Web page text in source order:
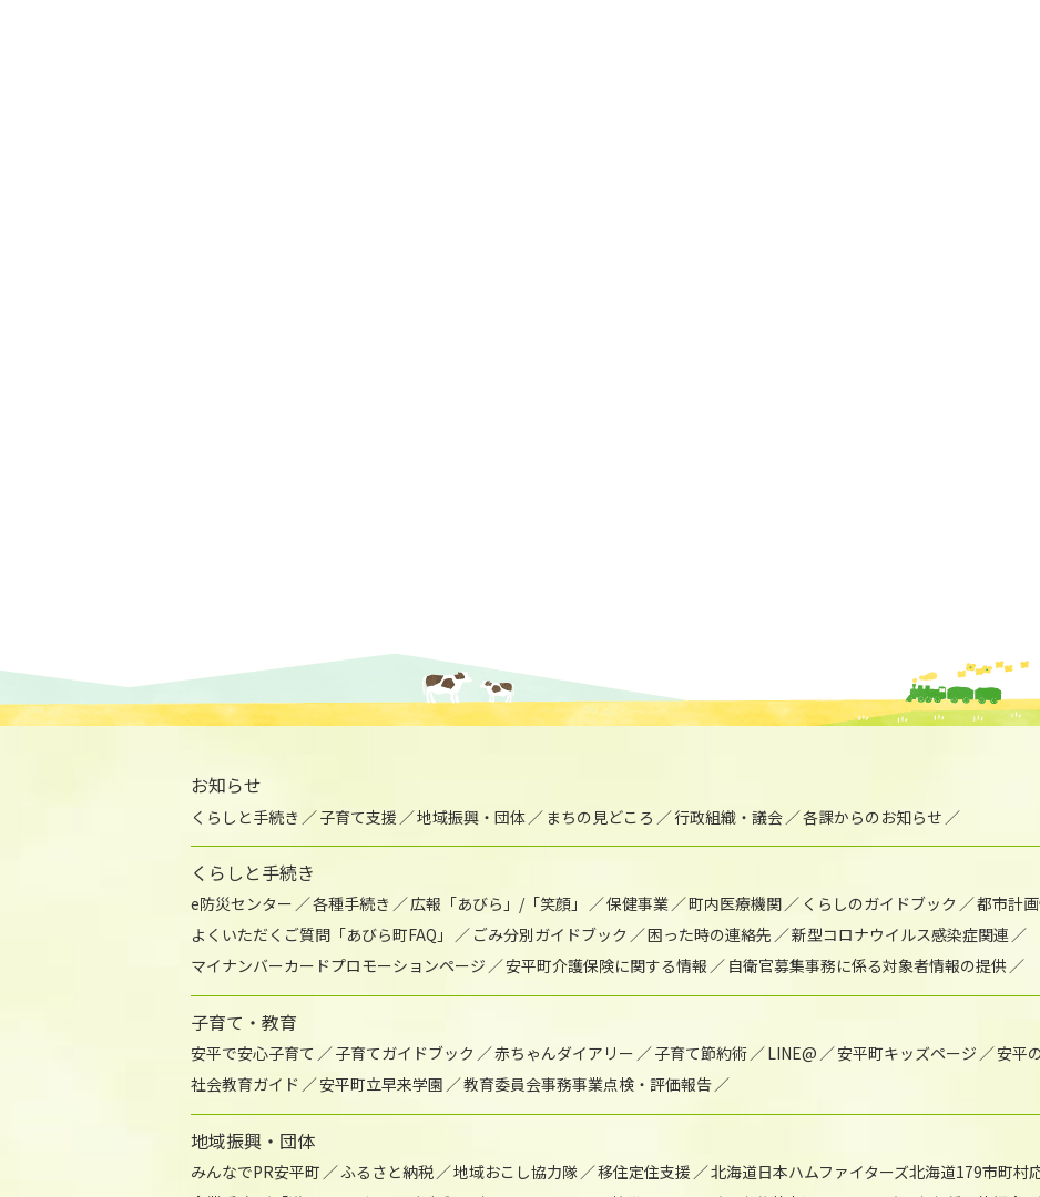
お知らせ
くらしと手続き 子育て支援 地域振興・団体 まちの見どころ 行政組織・議会 各課からのお知らせ
くらしと手続き
e防災センター 各種手続き 広報「あびら」/「笑顔」 保健事業 町内医療機関 くらしのガイドブック 都市計
よくいただくご質問「あびら町FAQ」
ごみ分別ガイドブック 困った時の連絡先
新型コロナウイルス感染症関連
マイナンバーカードプロモーションページ
安平町介護保険に関する情報 自衛官募集事務に係る対象者情報の提供
子育て・教育
安平で安心子育て 子育てガイドブック 赤ちゃんダイアリー 子育て節約術 LINE@ 安平町キッズページ 安平
社会教育ガイド
安平町立早来学園 教育委員会事務事業点検・評価報告
地域振興・団体
みんなでPR安平町 ふるさと納税 地域おこし協力隊 移住定住支援 北海道日本ハムファイターズ北海道179市町村